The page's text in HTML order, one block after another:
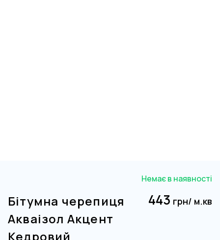
Немає в наявності
Бітумна черепиця
Акваізол Акцент
Кедровий
443 грн/ м.кв